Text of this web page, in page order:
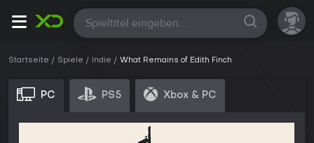
Alle
Startseite Spiele Indie What Remains of Edith Finch
PC PS5 Xbox & PC